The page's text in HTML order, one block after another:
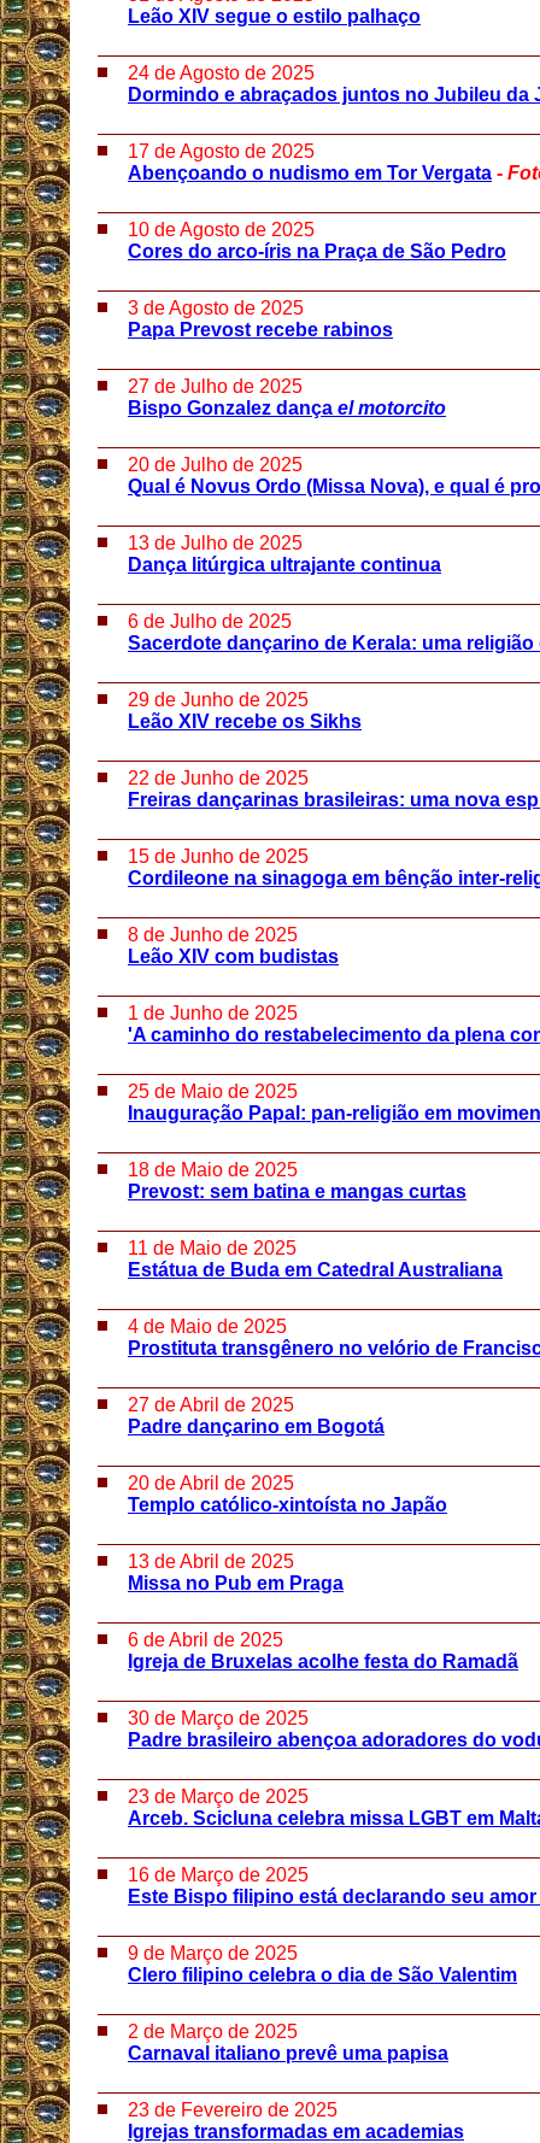
Leão XIV segue o estilo palhaço
24 de Agosto de 2025
Dormindo e abraçados juntos no Jubileu da
17 de Agosto de 2025
Abençoando o nudismo em Tor Vergata -
10 de Agosto de 2025
Cores do arco-íris na Praça de São Pedro
3 de Agosto de 2025
Papa Prevost recebe rabinos
27 de Julho de 2025
Bispo Gonzalez dança el motorcito
20 de Julho de 2025
Qual é Novus Ordo (Missa Nova), e qual é
13 de Julho de 2025
Dança litúrgica ultrajante continua
6 de Julho de 2025
Sacerdote dançarino de Kerala: uma religião
29 de Junho de 2025
Leão XIV recebe os Sikhs
22 de Junho de 2025
Freiras dançarinas brasileiras: uma nova
15 de Junho de 2025
Cordileone na sinagoga em bênção inter-
8 de Junho de 2025
Leão XIV com budistas
1 de Junho de 2025
'A caminho do restabelecimento da plena
25 de Maio de 2025
Inauguração Papal: pan-religião em
18 de Maio de 2025
Prevost: sem batina e mangas curtas
11 de Maio de 2025
Estátua de Buda em Catedral Australiana
4 de Maio de 2025
Prostituta transgênero no velório de
27 de Abril de 2025
Padre dançarino em Bogotá
20 de Abril de 2025
Templo católico-xintoísta no Japão
13 de Abril de 2025
Missa no Pub em Praga
6 de Abril de 2025
Igreja de Bruxelas acolhe festa do Ramadã
30 de Março de 2025
Padre brasileiro abençoa adoradores do
23 de Março de 2025
Arceb. Scicluna celebra missa LGBT em
16 de Março de 2025
Este Bispo filipino está declarando seu
9 de Março de 2025
Clero filipino celebra o dia de São Valentim
2 de Março de 2025
Carnaval italiano prevê uma papisa
23 de Fevereiro de 2025
Igrejas transformadas em academias